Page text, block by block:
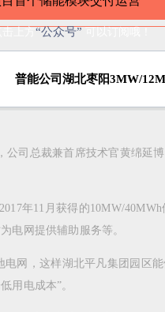
“公众号”
普能公司湖北枣阳3MW/
司总裁兼首席技术官黄绵延
年11月获得的10MW/
电网提供辅助服务等。
，这样湖北平凡集团园区
用电成本”。